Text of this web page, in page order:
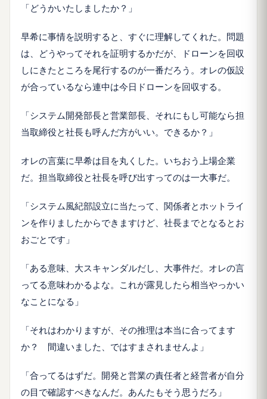
「どうかいたしましたか？」
早希に事情を説明すると、すぐに理解してくれた。問題
は、どうやってそれを証明するかだが、ドローンを回収
しにきたところを尾行するのが一番だろう。オレの仮設
が合っているなら連中は今日ドローンを回収する。
「システム開発部長と営業部長、それにもし可能なら担
当取締役と社長も呼んだ方がいい。できるか？」
オレの言葉に早希は目を丸くした。いちおう上場企業
だ。担当取締役と社長を呼び出すってのは一大事だ。
「システム風紀部設立に当たって、関係者とホットライ
ンを作りましたからできますけど、社長までとなるとお
おごとです」
「ある意味、大スキャンダルだし、大事件だ。オレの言
ってる意味わかるよな。これが露見したら相当やっかい
なことになる」
「それはわかりますが、その推理は本当に合ってます
か？ 間違いました、ではすまされませんよ」
「合ってるはずだ。開発と営業の責任者と経営者が自分
の目で確認すべきなんだ。あんたもそう思うだろ」